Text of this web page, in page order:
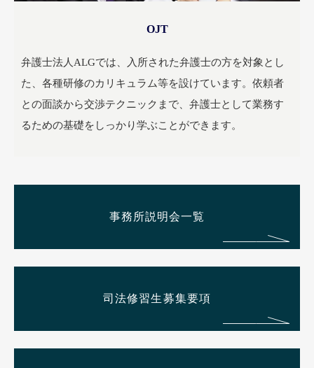
OJT
弁護士法人ALGでは、入所された弁護士の方を対象とし
た、各種研修のカリキュラム等を設けています。依頼者
との面談から交渉テクニックまで、弁護士として業務す
るための基礎をしっかり学ぶことができます。
事務所説明会一覧
司法修習生募集要項